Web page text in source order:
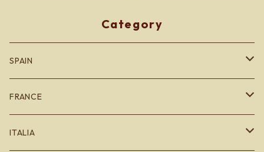
Category
SPAIN
カタルーニャ地方
バスク地方
FRANCE
ブルゴーニュ
ITALIA